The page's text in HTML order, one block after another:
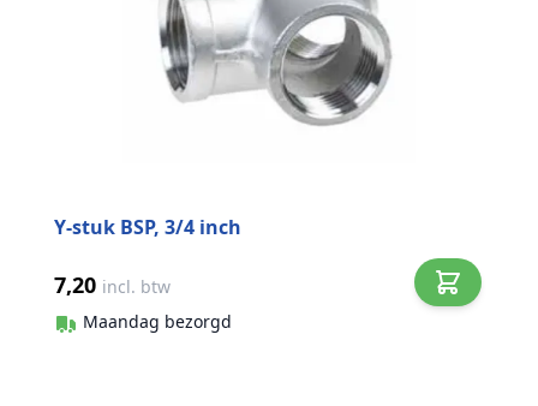
Y-stuk BSP, 3/4 inch
7,20 incl. btw
Maandag bezorgd